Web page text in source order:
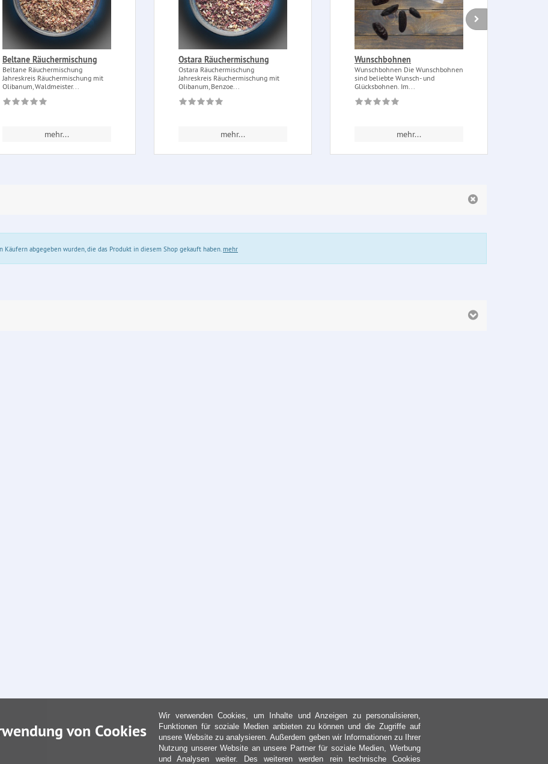
Beltane Räuchermischung
Beltane Räuchermischung
Jahreskreis Räuchermischung mit
Olibanum, Waldmeister...
mehr...
Ostara Räuchermischung
Ostara Räuchermischung
Jahreskreis Räuchermischung mit
Olibanum, Benzoe...
mehr...
Wunschbohnen
Wunschbohnen Die Wunschbohnen
sind beliebte Wunsch- und
Glücksbohnen. Im...
mehr...
Käufern abgegeben wurden, die das Produkt in diesem Shop gekauft haben.mehr
von Cookies
Wir verwenden Cookies, um Inhalte und Anzeigen zu personalisieren,
Funktionen für soziale Medien anbieten zu können und die Zugriffe auf
unsere Website zu analysieren. Außerdem geben wir Informationen zu Ihrer
Nutzung unserer Website an unsere Partner für soziale Medien, Werbung
und Analysen weiter. Des weiteren werden rein technische Cookies